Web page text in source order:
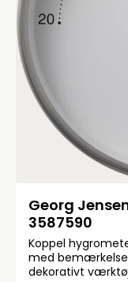
Georg
3587590
Koppel
med
dekorativt